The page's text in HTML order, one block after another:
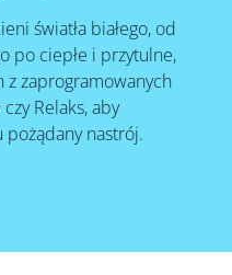
światła białego, od
po ciepłe i przytulne,
zaprogramowanych
Relaks, aby
nastrój.